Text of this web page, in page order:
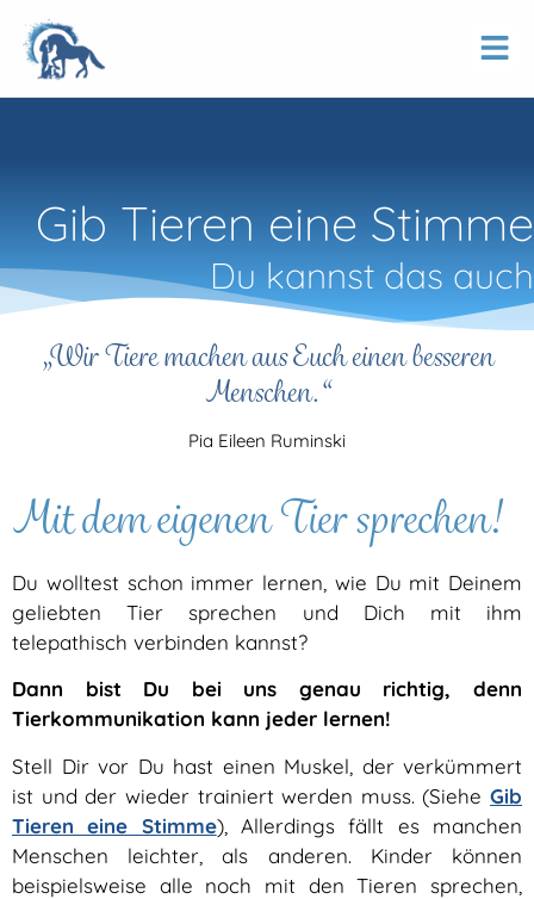
Gib Tieren eine Stimme
Du kannst das auch
„Wir Tiere machen aus Euch einen besseren
Menschen.“
Pia Eileen Ruminski
Mit dem eigenen Tier sprechen!
Du wolltest schon immer lernen, wie Du mit Deinem
geliebten Tier sprechen und Dich mit ihm
telepathisch verbinden kannst?
Dann bist Du bei uns genau richtig, denn
Tierkommunikation kann jeder lernen!
Stell Dir vor Du hast einen Muskel, der verkümmert
ist und der wieder trainiert werden muss. (Siehe Gib
Tieren eine Stimme),Allerdings fällt es manchen
Menschen leichter, als anderen. Kinder können
beispielsweise alle noch mit den Tieren sprechen,